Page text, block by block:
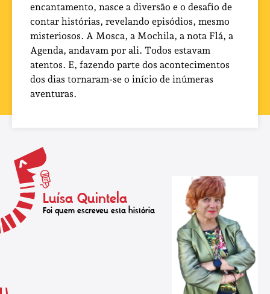
encantamento, nasce a diversão e o desafio de
contar histórias, revelando episódios, mesmo
misteriosos. A Mosca, a Mochila, a nota Flá, a
Agenda, andavam por ali. Todos estavam
atentos. E, fazendo parte dos acontecimentos
dos dias tornaram-se o início de inúmeras
aventuras.
Luísa Quintela
Foi quem escreveu esta história